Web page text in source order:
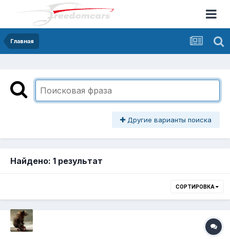
Главная
Другие варианты поиска
Найдено: 1 результат
СОРТИРОВКА